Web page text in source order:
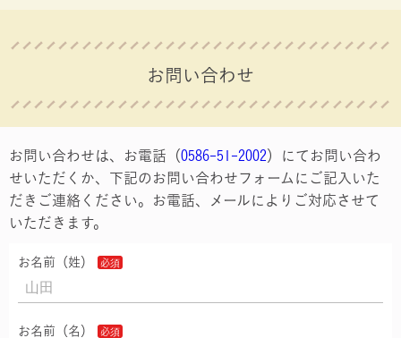
お問い合わせ
お問い合わせは、お電話（0586-51-2002）にてお問い合わ
せいただくか、下記のお問い合わせフォームにご記入いた
だきご連絡ください。お電話、メールによりご対応させて
いただきます。
お名前（姓）
お名前（名）